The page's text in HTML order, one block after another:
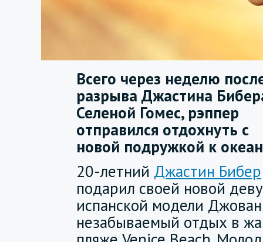
Всего через неделю
разрыва Джастина
Селеной Гомес, рэппер
отправился отдохнуть с
новой подружкой к
20-летний Джастин Бибер
подарил своей новой
испанской модели
незабываемый отдых в